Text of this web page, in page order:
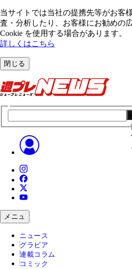
当サイトでは当社の提携先等がお客
査・分析したり、お客様にお勧めの
Cookie を使⽤する場合があります。
詳しくはこちら
閉じる
メニュ
ニュース
グラビア
連載コラム
コミック